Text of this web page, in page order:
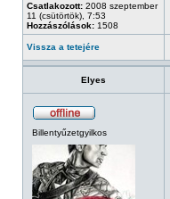
Csatlakozott: 2008 szeptember
11 (csütörtök), 7:53
Hozzászólások: 1508
Vissza a tetejére
Elyes
Billentyűzetgyilkos